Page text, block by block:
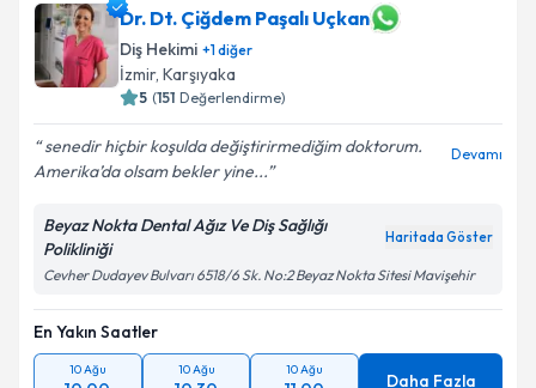
Dr. Dt. Çiğdem Paşalı Uçkan
Diş Hekimi +1diğer
İzmir, Karşıyaka
5 (151 Değerlendirme)
senedir hiçbir koşulda değiştirirmediğim doktorum.
Amerika’da olsam bekler yine...
Devamı
Beyaz Nokta Dental Ağız Ve Diş Sağlığı
Polikliniği
Haritada Göster
Cevher Dudayev Bulvarı 6518/6 Sk. No:2 Beyaz Nokta Sitesi Mavişehir
En Yakın Saatler
10 Ağu 10 Ağu 10 Ağu
Daha Fazla